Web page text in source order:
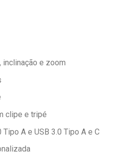
inclinação e zoom
clipe e tripé
A e USB 3.0 Tipo A e C